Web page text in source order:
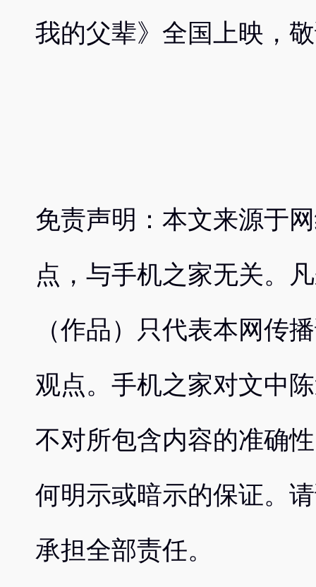
我的父辈》全国上映，
免责声明：本文来源于
点，与手机之家无关。
（作品）只代表本网传
观点。手机之家对文中
不对所包含内容的准确
何明示或暗示的保证。
承担全部责任。